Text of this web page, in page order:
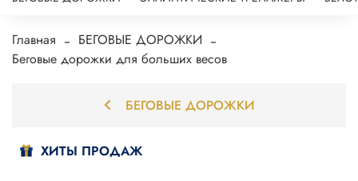
Главная
БЕГОВЫЕ ДОРОЖКИ
Беговые дорожки для больших весов
БЕГОВЫЕ ДОРОЖКИ
ХИТЫ ПРОДАЖ